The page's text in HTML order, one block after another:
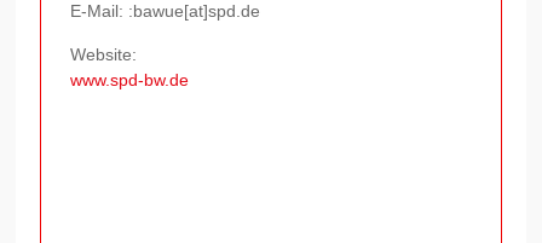
E-Mail: :bawue[at]spd.de
Website:
www.spd-bw.de